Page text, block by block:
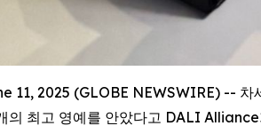
11, 2025 (GLOBE NEWSWIRE) --
의 최고 영예를 안았다고 DALI